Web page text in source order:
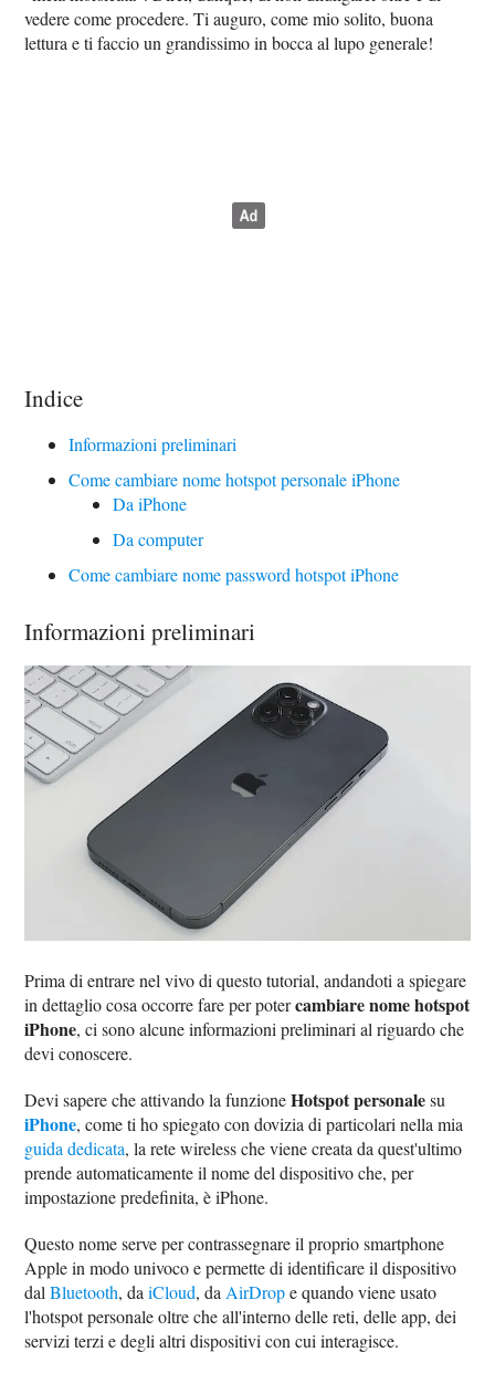
vedere come procedere. Ti auguro, come mio solito, buona
lettura e ti faccio un grandissimo in bocca al lupo generale!
Indice
Informazioni preliminari
Come cambiare nome hotspot personale iPhone
Da iPhone
Da computer
Come cambiare nome password hotspot iPhone
Informazioni preliminari
Prima di entrare nel vivo di questo tutorial, andandoti a spiegare
in dettaglio cosa occorre fare per potercambiare nome hotspot
iPhone, ci sono alcune informazioni preliminari al riguardo che
devi conoscere.
Devi sapere che attivando la funzioneHotspot personalesu
iPhone, come ti ho spiegato con dovizia di particolari nella mia
guida dedicata, la rete wireless che viene creata da quest'ultimo
prende automaticamente il nome del dispositivo che, per
impostazione predefinita, è iPhone.
Questo nome serve per contrassegnare il proprio smartphone
Apple in modo univoco e permette di identificare il dispositivo
dalBluetooth, daiCloud, da AirDrope quando viene usato
l'hotspot personale oltre che all'interno delle reti, delle app, dei
servizi terzi e degli altri dispositivi con cui interagisce.